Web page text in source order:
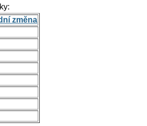
změna